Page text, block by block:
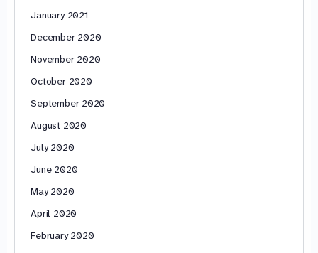
January 2021
December 2020
November 2020
October 2020
September 2020
August 2020
July 2020
June 2020
May 2020
April 2020
February 2020